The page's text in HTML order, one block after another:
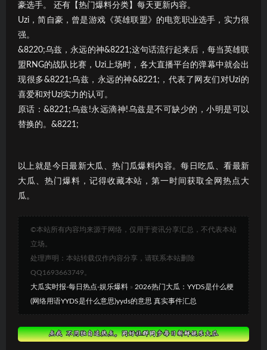
豪选手。 还有【热门爆料分类】每天更新内容。
Uzi，简自豪，曾是游戏《英雄联盟》的电竞职业选手，实力很
强。
&8220;乌兹，永远的神&8221;这句话流行起来后，每当英雄联
盟RNG的战队比赛，Uzi上场时，各大直播平台的弹幕中就会出
现很多&8221;乌兹，永远的神&8221;，代表了网友们对Uzi的
喜爱和对Uzi实力的认可。
原话：&8221;乌兹!永远滴神!乌兹是不可缺少的，小明是可以
替换的。&8221;
以上就是今日最新大瓜、热门瓜爆料内容。每日吃瓜、看最新
大瓜、热门爆料，记得收藏本站，第一时间获取全网热点大
瓜。
©本站所有内容均来源于网络，仅用于资讯分享汇总，不代表本站
立场。
处理声明：本站转载仅作内容分享，请联系本站删除
QQ1693663749。
大瓜实时报-每日热点-娱乐爆料 » 2026热门大瓜：YYDS是什么梗
(网络用语YYDS是什么意思)yyds的意思 真实事件汇总